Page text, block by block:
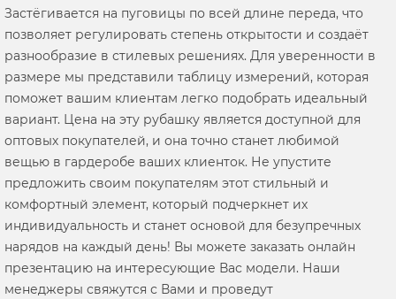
Застёгивается на пуговицы по всей длине переда, что
позволяет регулировать степень открытости и создаёт
разнообразие в стилевых решениях. Для уверенности в
размере мы представили таблицу измерений, которая
поможет вашим клиентам легко подобрать идеальный
вариант. Цена на эту рубашку является доступной для
оптовых покупателей, и она точно станет любимой
вещью в гардеробе ваших клиенток. Не упустите
предложить своим покупателям этот стильный и
комфортный элемент, который подчеркнет их
индивидуальность и станет основой для безупречных
нарядов на каждый день! Вы можете заказать онлайн
презентацию на интересующие Вас модели. Наши
менеджеры свяжутся с Вами и проведут